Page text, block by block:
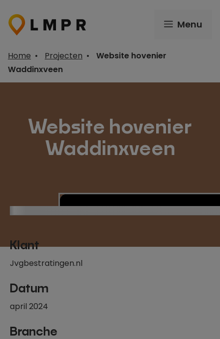
naar
Menu
Home • Projecten •
Website hovenier
Waddinxveen
Website hovenier
Waddinxveen
Klant
Jvgbestratingen.nl
Datum
april 2024
Branche